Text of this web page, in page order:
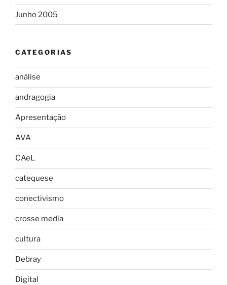
Junho 2005
CATEGORIAS
análise
andragogia
Apresentação
AVA
CAeL
catequese
conectivismo
crosse media
cultura
Debray
Digital